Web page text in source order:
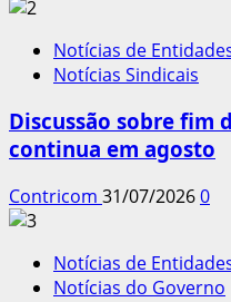
Notícias de
Notícias Sindicais
Discussão sobre fim
continua em agosto
Contricom 31/07/20260
Notícias de
Notícias do Governo